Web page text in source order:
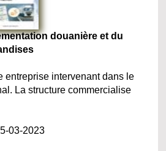
douanière et du
entreprise intervenant dans le
La structure commercialise
03-2023